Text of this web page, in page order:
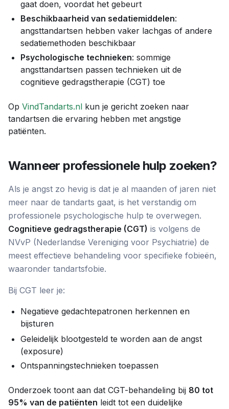
gaat doen, voordat het gebeurt
Beschikbaarheid van sedatiemiddelen:
angsttandartsen hebben vaker lachgas of andere
sedatiemethoden beschikbaar
Psychologische technieken: sommige
angsttandartsen passen technieken uit de
cognitieve gedragstherapie (CGT) toe
Op VindTandarts.nl kun je gericht zoeken naar
tandartsen die ervaring hebben met angstige
patiënten.
Wanneer professionele hulp zoeken?
Als je angst zo hevig is dat je al maanden of jaren niet
meer naar de tandarts gaat, is het verstandig om
professionele psychologische hulp te overwegen.
Cognitieve gedragstherapie (CGT) is volgens de
NVvP (Nederlandse Vereniging voor Psychiatrie) de
meest effectieve behandeling voor specifieke fobieën,
waaronder tandartsfobie.
Bij CGT leer je:
Negatieve gedachtepatronen herkennen en
bijsturen
Geleidelijk blootgesteld te worden aan de angst
(exposure)
Ontspanningstechnieken toepassen
Onderzoek toont aan dat CGT-behandeling bij 80 tot
95% van de patiënten leidt tot een duidelijke